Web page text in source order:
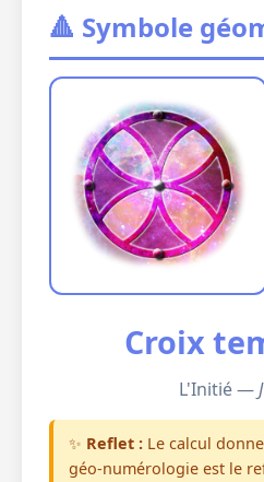
🔺 Symbole
Croix
L'Initié —
✨ Reflet : Le calcul
géo-numérologie est le